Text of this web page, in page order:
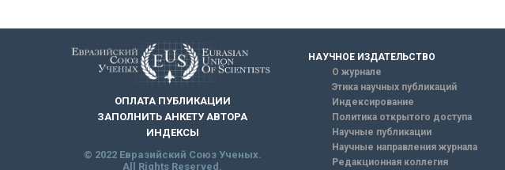
ОПЛАТА ПУБЛИКАЦИИ
ЗАПОЛНИТЬ АНКЕТУ АВТОРА
ИНДЕКСЫ
© 2022 Евразийский Союз Ученых.
All Rights Reserved.
НАУЧНОЕ ИЗДАТЕЛЬСТВО
О журнале
Этика научных публикаций
Индексирование
Политика открытого доступа
Научные публикации
Научные направления журнала
Редакционная коллегия